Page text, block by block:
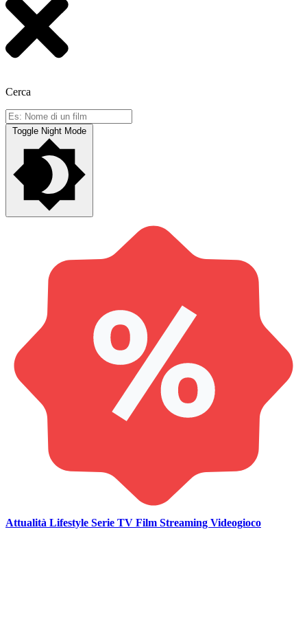
Cerca
Toggle Night Mode
Attualità Lifestyle Serie TV Film Streaming Videogioco